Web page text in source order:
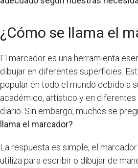
¿Cómo se llama el
El marcador es una herramienta
dibujar en diferentes superficies.
popular en todo el mundo debido a
académico, artístico y en
diario. Sin embargo, muchos se
llama el marcador?
La respuesta es simple, el
utiliza para escribir o dibujar de